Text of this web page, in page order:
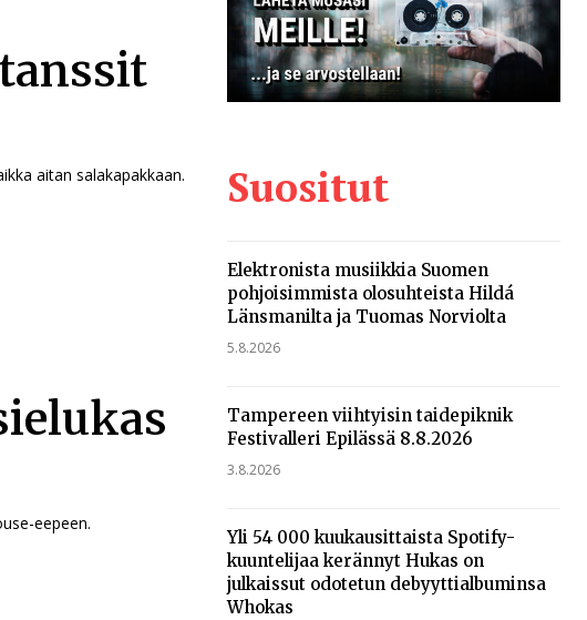
aitan salakapakkaan.
eepeen.
Suositut
Elektronista musiikkia Suomen
pohjoisimmista olosuhteista Hildá
Länsmanilta ja Tuomas Norviolta
5.8.2026
Tampereen viihtyisin taidepiknik
Festivalleri Epilässä 8.8.2026
3.8.2026
Yli 54 000 kuukausittaista Spotify-
kuuntelijaa kerännyt Hukas on
julkaissut odotetun debyyttialbuminsa
Whokas